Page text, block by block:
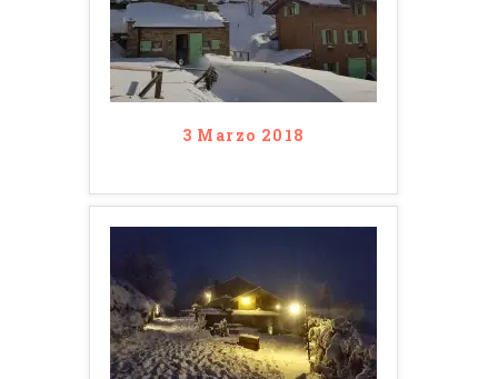
3 Marzo 2018